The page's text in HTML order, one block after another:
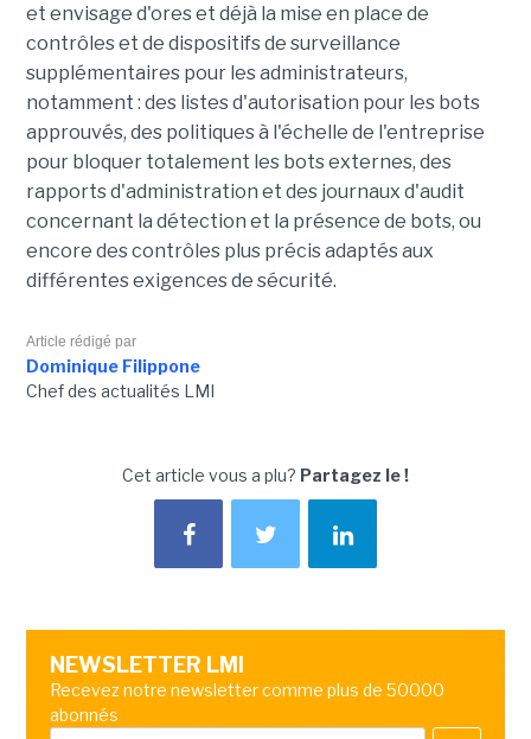
et envisage d'ores et déjà la mise en place de
contrôles et de dispositifs de surveillance
supplémentaires pour les administrateurs,
notamment : des listes d'autorisation pour les bots
approuvés, des politiques à l'échelle de l'entreprise
pour bloquer totalement les bots externes, des
rapports d'administration et des journaux d'audit
concernant la détection et la présence de bots, ou
encore des contrôles plus précis adaptés aux
différentes exigences de sécurité.
Article rédigé par
Dominique Filippone
Chef des actualités LMI
Cet article vous a plu? Partagez le !
NEWSLETTER LMI
Recevez notre newsletter comme plus de 50000
abonnés